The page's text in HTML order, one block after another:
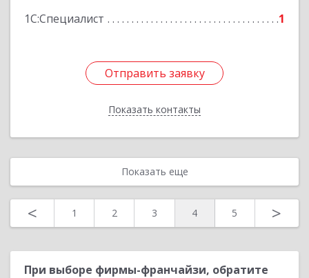
1С:Специалист 1
Отправить заявку
Показать контакты
Отправить заявку
Назад
Показать еще
< 1 2 3 4 5 >
При выборе фирмы-франчайзи, обратите